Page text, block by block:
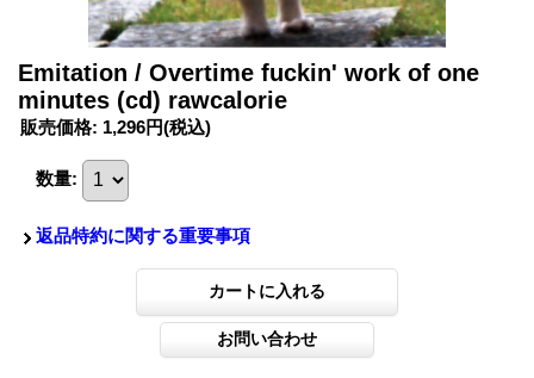
Emitation / Overtime fuckin' work of one
minutes (cd) rawcalorie
販売価格: 1,296円(税込)
数量:
返品特約に関する重要事項